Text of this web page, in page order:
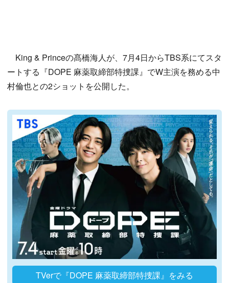
King & Princeの髙橋海人が、7月4日からTBS系にてスタ
ートする『DOPE 麻薬取締部特捜課』でW主演を務める中
村倫也との2ショットを公開した。
TVerで『DOPE 麻薬取締部特捜課』をみる